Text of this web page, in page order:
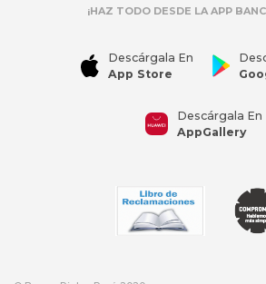
¡HAZ TODO DESDE LA APP
Descárgala En
App Store
Descárgala En
AppGallery